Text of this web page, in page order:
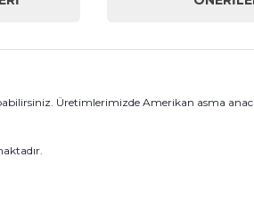
Üretimlerimizde Amerikan asma